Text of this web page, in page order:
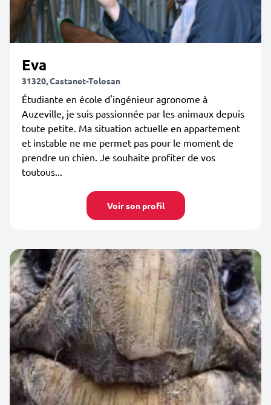
Eva
31320, Castanet-Tolosan
Étudiante en école d'ingénieur agronome à
Auzeville, je suis passionnée par les animaux depuis
toute petite. Ma situation actuelle en appartement
et instable ne me permet pas pour le moment de
prendre un chien. Je souhaite profiter de vos
toutous...
Voir son profil